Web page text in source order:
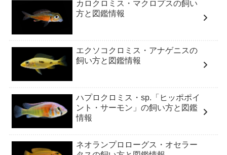
カロクロミス・マクロプスの飼い
方と図鑑情報
エクソコクロミス・アナゲニスの
飼い方と図鑑情報
ハプロクロミス・sp.「ヒッポポイ
ント・サーモン」の飼い方と図鑑
情報
ネオランプロローグス・オセラー